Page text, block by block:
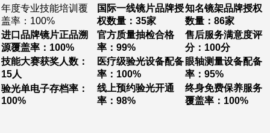
年度专业技能培训覆
盖率：100%
国际一线镜片品牌授
权数量：35家
知名镜架品牌授权
数量：86家
进口品牌镜片正品溯
源覆盖率：100%
官方质量抽检合格
率：99%
售后服务满意度评
分：100分
技能大赛获奖人数：
15人
医疗级验光设备配备
率：100%
眼轴测量设备配备
率：95%
验光单电子存档率：
100%
线上预约验光开通
率：98%
终身免费保养服务
覆盖率：100%